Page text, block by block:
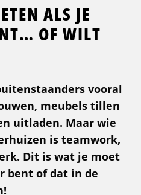
ALS JE
OF WILT
vooral
meubels tillen
uitladen. Maar wie
is teamwork,
Dit is wat je moet
bent of dat in de